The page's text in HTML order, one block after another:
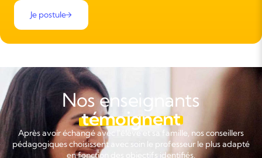
Je postule
Nos enseignants
témoignent
Après avoir échangé avec l'élève et sa famille, nos conseillers
pédagogiques choisissent avec soin le professeur le plus adapté
en fonction des objectifs identifiés.